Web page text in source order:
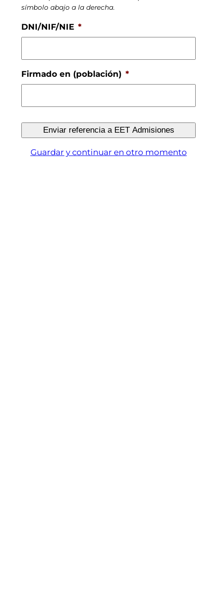
símbolo abajo a la derecha.
DNI/NIF/NIE *
Firmado en (población) *
Guardar y continuar en otro momento